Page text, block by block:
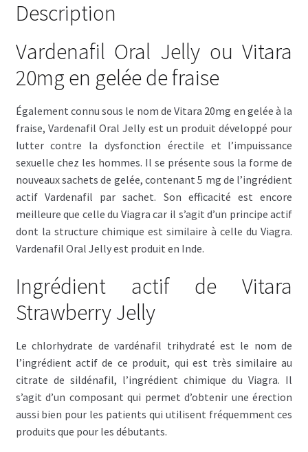
Modes de paiement
Mentions Légales
Mon compte
Paiement
Politique de confidentialité
Questions fréquemment posées
Sorties
Description
Vardenafil Oral Jelly ou Vitara
20mg en gelée de fraise
Également connu sous le nom de Vitara 20mg en gelée à la
fraise, Vardenafil Oral Jelly est un produit développé pour
lutter contre la dysfonction érectile et l’impuissance
sexuelle chez les hommes. Il se présente sous la forme de
nouveaux sachets de gelée, contenant 5 mg de l’ingrédient
actif Vardenafil par sachet. Son efficacité est encore
meilleure que celle du Viagra car il s’agit d’un principe actif
dont la structure chimique est similaire à celle du Viagra.
Vardenafil Oral Jelly est produit en Inde.
Ingrédient actif de Vitara
Strawberry Jelly
Le chlorhydrate de vardénafil trihydraté est le nom de
l’ingrédient actif de ce produit, qui est très similaire au
citrate de sildénafil, l’ingrédient chimique du Viagra. Il
s’agit d’un composant qui permet d’obtenir une érection
aussi bien pour les patients qui utilisent fréquemment ces
produits que pour les débutants.